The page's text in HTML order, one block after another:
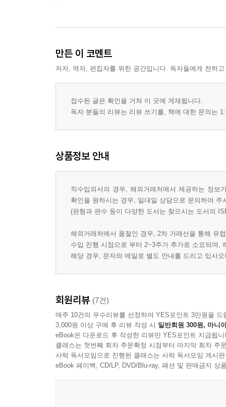
만든 이 코멘트
저자, 역자, 편집자를 위한 공간입니다. 독자들에게 전하
접수된 글은 확인을 거쳐 이 곳에 게재됩니다.
독자 분들의 리뷰는 리뷰 쓰기를, 책에 대한 문의는
상품정보 안내
직수입외서의 경우, 해외거래처에서 제공하는 정
확인을 원하시는 경우, 일대일 상담으로 문의하여 주
(판형과 판수 등이 다양한 도서는 찾으시는 도서의
해외거래처에서 품절인 경우, 2차 거래선을 통해 유
수입 진행 시점으로 부터 2~3주가 추가로 소요되며,
해당 경우, 문자와 메일로 별도 안내를 드리고 있사
회원리뷰 (7건)
매주 10건의 우수리뷰를 선정하여 YES포인트 3만원을 드
3,000원 이상 구매 후 리뷰 작성 시 일반회원 300원, 마니
eBook은 다운로드 후 작성한 리뷰만 YES포인트 지급됩니
클래스는 첫번째 회차 주문확정 시점부터 마지막 회차 주
사락 독서모임으로 진행된 클래스는 사락 독서모임 게시
eBook 페이백, CD/LP, DVD/Blu-ray, 패션 및 판매금지 상